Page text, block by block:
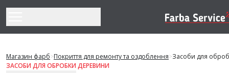
Магазин фарб>Покриття для ремонту та оздоблення>Засоби для
ЗАСОБИ ДЛЯ ОБРОБКИ ДЕРЕВИНИ